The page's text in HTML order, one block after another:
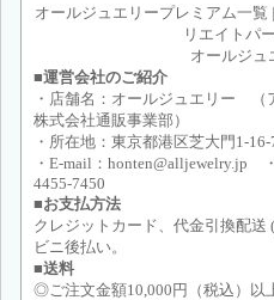
オールジュエリープレミアム一覧 |
リエイトパ
オールジュ
■運営会社のご紹介
・店舗名：オールジュエリー （
株式会社通販事業部）
・所在地：東京都港区芝大門1-
・E-mail：honten@alljewelry.jp
4455-7450
■お支払方法
クレジットカード、代金引換配送
ビニ後払い。
■送料
◎ご注文金額10,000円（税込）以